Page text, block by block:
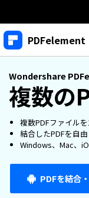
製品
ユーティリティ
概要
ソリューション
企業情報
プラン＆価格
PDFelement
製品
デスクトップ
アプリ
製品機能
変換・編集
PDF 変換
価格
個人向け
製品ガイド
Windowsユー
PDFelement
Wondershare
複数の
複数PDFファイル
結合したPDFを自
Windows、Mac、
PDFを結合